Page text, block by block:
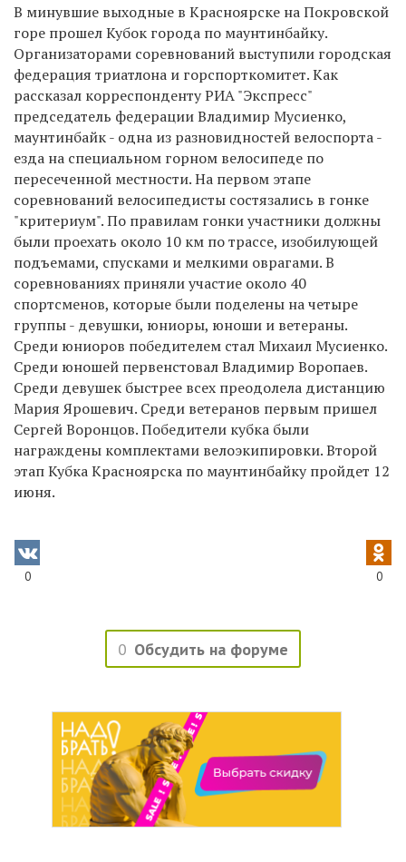
В минувшие выходные в Красноярске на Покровской
горе прошел Кубок города по маунтинбайку.
Организаторами соревнований выступили городская
федерация триатлона и горспорткомитет. Как
рассказал корреспонденту РИА "Экспресс"
председатель федерации Владимир Мусиенко,
маунтинбайк - одна из разновидностей велоспорта -
езда на специальном горном велосипеде по
пересеченной местности. На первом этапе
соревнований велосипедисты состязались в гонке
"критериум". По правилам гонки участники должны
были проехать около 10 км по трассе, изобилующей
подъемами, спусками и мелкими оврагами. В
соревнованиях приняли участие около 40
спортсменов, которые были поделены на четыре
группы - девушки, юниоры, юноши и ветераны.
Среди юниоров победителем стал Михаил Мусиенко.
Среди юношей первенстовал Владимир Воропаев.
Среди девушек быстрее всех преодолела дистанцию
Мария Ярошевич. Среди ветеранов первым пришел
Сергей Воронцов. Победители кубка были
награждены комплектами велоэкипировки. Второй
этап Кубка Красноярска по маунтинбайку пройдет 12
июня.
0 0
0 Обсудить на форуме